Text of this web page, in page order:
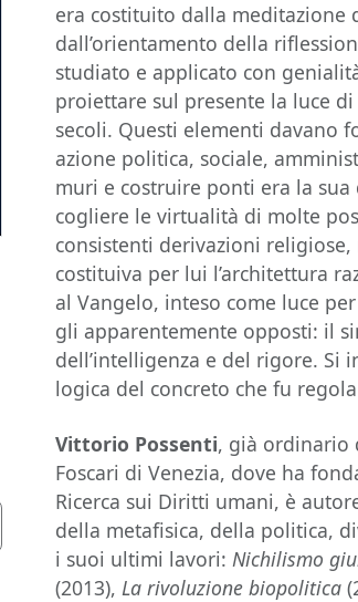
era costituito dalla meditazione
dall’orientamento della
studiato e applicato con
proiettare sul presente la luce
secoli. Questi elementi davano
azione politica, sociale,
muri e costruire ponti era la
cogliere le virtualità di molte
consistenti derivazioni religiose,
costituiva per lui l’architettura
al Vangelo, inteso come luce
gli apparentemente opposti: il
dell’intelligenza e del rigore. Si
logica del concreto che fu
Vittorio Possenti, già ordinario
Foscari di Venezia, dove ha
Ricerca sui Diritti umani, è
della metafisica, della politica,
i suoi ultimi lavori:Nichilismo
(2013),La rivoluzione biopolitica